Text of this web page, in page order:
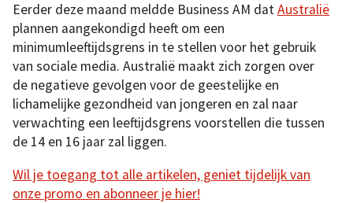
Eerder deze maand meldde Business AM datAustralië
plannen aangekondigd heeft om een
minimumleeftijdsgrens in te stellen voor het gebruik
van sociale media. Australië maakt zich zorgen over
de negatieve gevolgen voor de geestelijke en
lichamelijke gezondheid van jongeren en zal naar
verwachting een leeftijdsgrens voorstellen die tussen
de 14 en 16 jaar zal liggen.
Wil je toegang tot alle artikelen, geniet tijdelijk van
onze promo en abonneer je hier!